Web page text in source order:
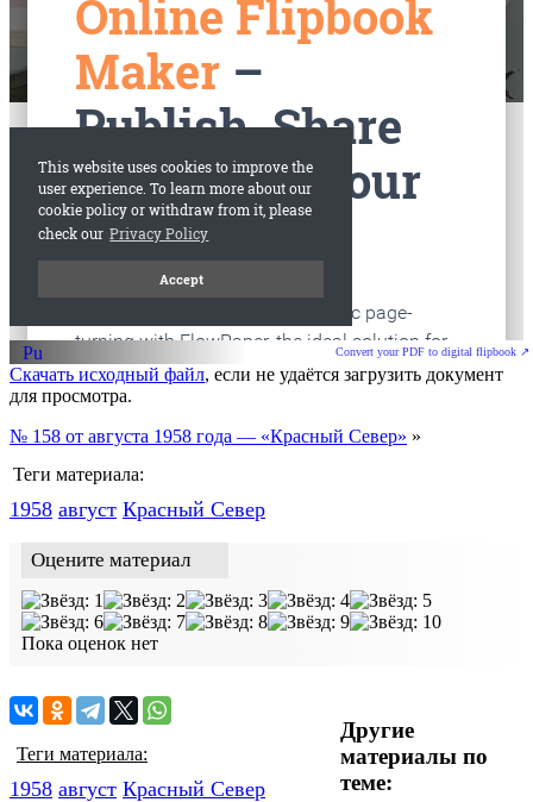
старые газеты
Convert your PDF to digital flipbook ↗
Скачать исходный файл, если не удаётся загрузить документ
для просмотра.
№ 158 от августа 1958 года — «Красный Север» »
Теги материала:
1958 август Красный Cевер
Оцените материал
Пока оценок нет
Другие
материалы по
теме:
Теги материала:
1958 август Красный Cевер